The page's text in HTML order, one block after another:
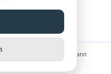
və yerləşdirilmiş elanların